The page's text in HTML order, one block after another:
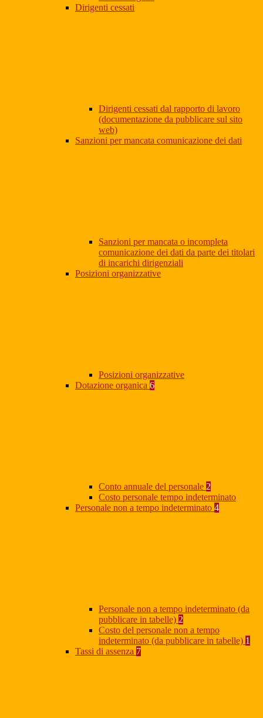
Dirigenti cessati
Dirigenti cessati dal rapporto di lavoro
(documentazione da pubblicare sul sito
web)
Sanzioni per mancata comunicazione dei dati
Sanzioni per mancata o incompleta
comunicazione dei dati da parte dei titolari
di incarichi dirigenziali
Posizioni organizzative
Posizioni organizzative
Dotazione organica 6
Conto annuale del personale 2
Costo personale tempo indeterminato
Personale non a tempo indeterminato 4
Personale non a tempo indeterminato (da
pubblicare in tabelle) 2
Costo del personale non a tempo
indeterminato (da pubblicare in tabelle) 1
Tassi di assenza 7